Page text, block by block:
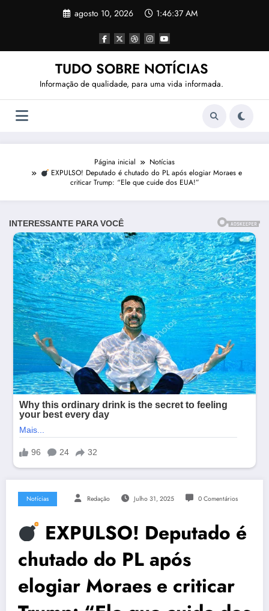
agosto 10, 2026 1:46:40 AM
TUDO SOBRE NOTÍCIAS
Informação de qualidade, para uma vida informada.
Página inicial
Notícias
EXPULSO! Deputado é chutado do PL após elogiar Moraes e
criticar Trump: “Ele que cuide dos EUA!”
Notícias Redação Julho 31, 2025 0 Comentários
EXPULSO! Deputado é
chutado do PL após
elogiar Moraes e criticar